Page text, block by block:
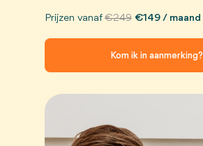
Kom ik in aanmerking?
Prijzen vanaf €249 €149 / maand